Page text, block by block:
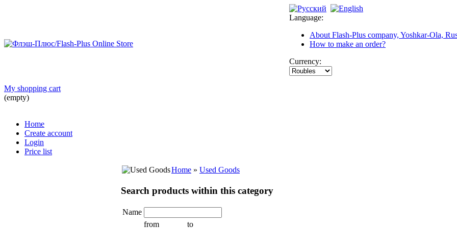
Language:
About Flash-Plus company, Yoshkar-Ola,
How to make an order?
Currency:
My shopping cart
(empty)
Home
Create account
Login
Price list
Home » Used Goods
Search products within this category
Name
from
to